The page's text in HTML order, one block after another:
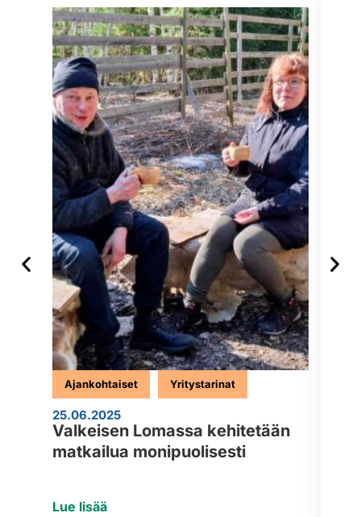
Ajankohtaiset Yritystarinat
25.06.2025
Valkeisen Lomassa kehitetään
matkailua monipuolisesti
Lue lisää